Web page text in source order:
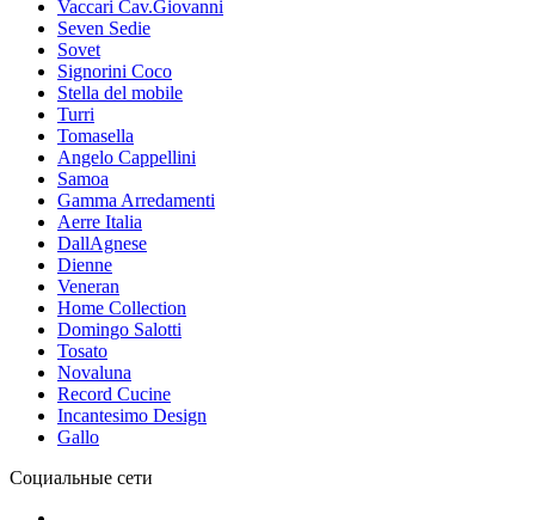
Vaccari Cav.Giovanni
Seven Sedie
Sovet
Signorini Coco
Stella del mobile
Turri
Tomasella
Angelo Cappellini
Samoa
Gamma Arredamenti
Aerre Italia
DallAgnese
Dienne
Veneran
Home Collection
Domingo Salotti
Tosato
Novaluna
Record Cucine
Incantesimo Design
Gallo
Социальные сети